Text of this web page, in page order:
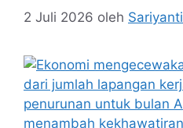
2 Juli 2026 oleh